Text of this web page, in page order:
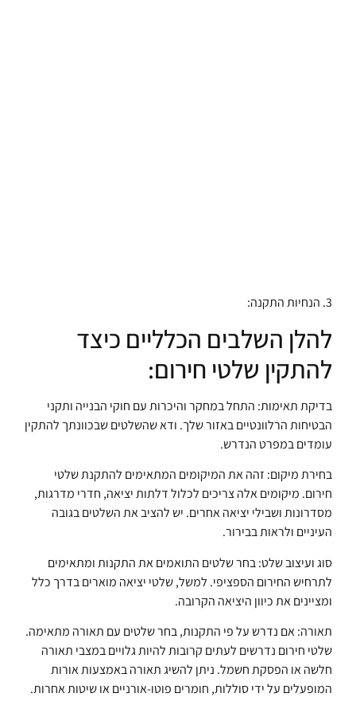
3. הנחיות התקנה:
להלן השלבים הכלליים כיצד
להתקין שלטי חירום:
בדיקת תאימות: התחל במחקר והיכרות עם חוקי הבנייה ותקני
הבטיחות הרלוונטיים באזור שלך. ודא שהשלטים שבכוונתך להתקין
עומדים במפרט הנדרש.
בחירת מיקום: זהה את המיקומים המתאימים להתקנת שלטי
חירום. מיקומים אלה צריכים לכלול דלתות יציאה, חדרי מדרגות,
מסדרונות ושבילי יציאה אחרים. יש להציב את השלטים בגובה
העיניים ולראות בבירור.
סוג ועיצוב שלט: בחר שלטים התואמים את התקנות ומתאימים
לתרחיש החירום הספציפי. למשל, שלטי יציאה מוארים בדרך כלל
ומציינים את כיוון היציאה הקרובה.
תאורה: אם נדרש על פי התקנות, בחר שלטים עם תאורה מתאימה.
שלטי חירום נדרשים לעתים קרובות להיות גלויים במצבי תאורה
חלשה או הפסקת חשמל. ניתן להשיג תאורה באמצעות אורות
המופעלים על ידי סוללות, חומרים פוטו-אורניים או שיטות אחרות.